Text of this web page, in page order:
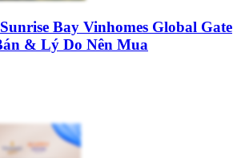
Bay Vinhomes Global Gate
& Lý Do Nên Mua